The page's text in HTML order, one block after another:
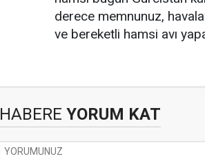
derece memnunuz,
ve bereketli hamsi avı
HABERE YORUM KAT